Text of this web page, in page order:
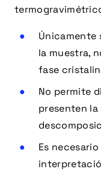
Únicamente
la muestra,
fase
No permite
presenten la
Es